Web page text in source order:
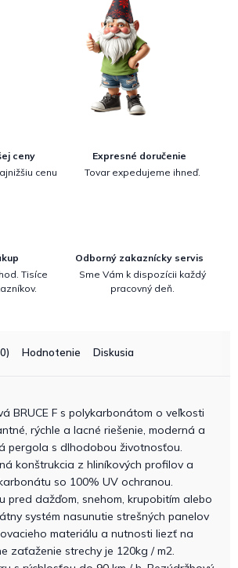
ceny
cenu
Expresné doručenie
Tovar expedujeme ihneď.
Tisíce
Odborný zakaznícky servis
Sme Vám k dispozícii každý
pracovný deň.
Hodnotenie Diskusia
BRUCE F s polykarbonátom o veľkosti
rýchle a lacné riešenie, moderná a
pergola s dlhodobou životnosťou.
konštrukcia z hliníkových profilov a
so 100% UV ochranou.
pred dažďom, snehom, krupobitím alebo
systém nasunutie strešných panelov
materiálu a nutnosti liezť na
zaťaženie strechy je 120kg / m2.